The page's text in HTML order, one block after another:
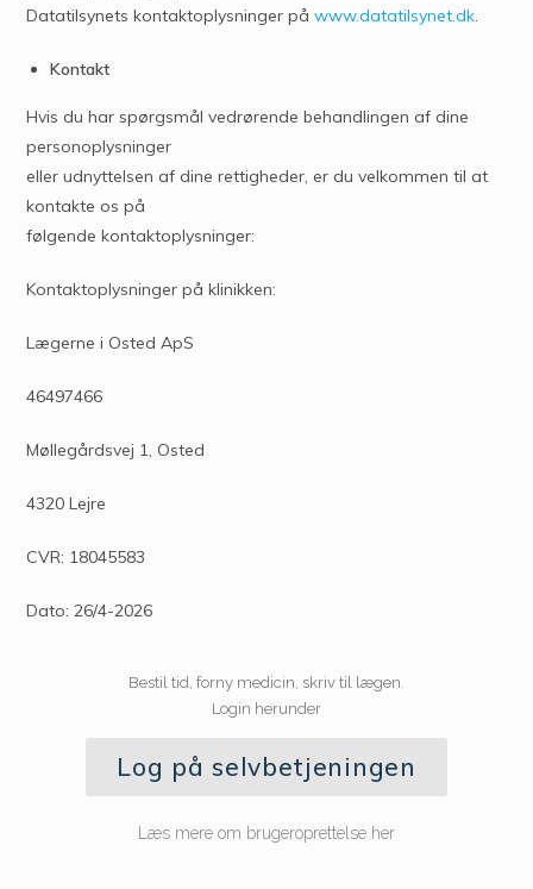
Datatilsynets kontaktoplysninger påwww.datatilsynet.dk
Kontakt
Hvis du har spørgsmål vedrørende behandlingen af dine
personoplysninger
eller udnyttelsen af dine rettigheder, er du velkommen til at
kontakte os på
følgende kontaktoplysninger:
Kontaktoplysninger på klinikken:
Lægerne i Osted ApS
46497466
Møllegårdsvej 1, Osted
4320 Lejre
CVR: 18045583
Dato: 26/4-2026
Bestil tid, forny medicin, skriv til lægen.
Login herunder
Log på selvbetjeningen
Læs mere om brugeroprettelse her